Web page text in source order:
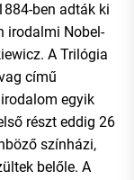
ben adták ki
irodalmi Nobel-
A Trilógia
című
egyik
részt eddig 26
színházi,
belőle. A